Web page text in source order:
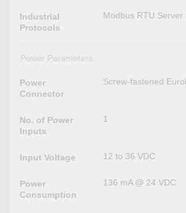
Industrial
Protocols
Modbus RTU Server
Power Parameters
Power
Connector
Screw-fastened
No. of Power
Inputs
1
Input Voltage 12 to 36 VDC
Power
Consumption
136 mA @ 24 VDC